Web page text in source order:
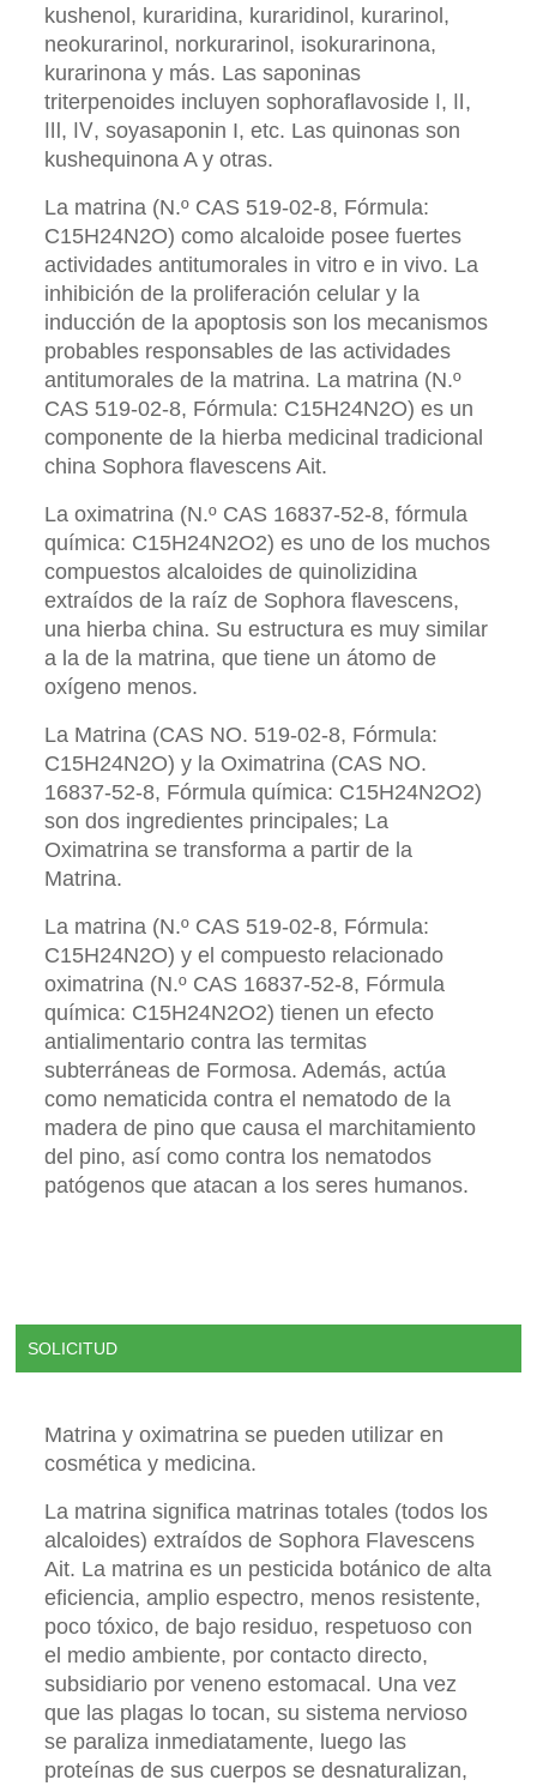
kushenol, kuraridina, kuraridinol, kurarinol,
neokurarinol, norkurarinol, isokurarinona,
kurarinona y más. Las saponinas
triterpenoides incluyen sophoraflavoside Ⅰ, Ⅱ,
Ⅲ, Ⅳ, soyasaponin I, etc. Las quinonas son
kushequinona A y otras.
La matrina (N.º CAS 519-02-8, Fórmula:
C15H24N2O) como alcaloide posee fuertes
actividades antitumorales in vitro e in vivo. La
inhibición de la proliferación celular y la
inducción de la apoptosis son los mecanismos
probables responsables de las actividades
antitumorales de la matrina. La matrina (N.º
CAS 519-02-8, Fórmula: C15H24N2O) es un
componente de la hierba medicinal tradicional
china Sophora flavescens Ait.
La oximatrina (N.º CAS 16837-52-8, fórmula
química: C15H24N2O2) es uno de los muchos
compuestos alcaloides de quinolizidina
extraídos de la raíz de Sophora flavescens,
una hierba china. Su estructura es muy similar
a la de la matrina, que tiene un átomo de
oxígeno menos.
La Matrina (CAS NO. 519-02-8, Fórmula:
C15H24N2O) y la Oximatrina (CAS NO.
16837-52-8, Fórmula química: C15H24N2O2)
son dos ingredientes principales; La
Oximatrina se transforma a partir de la
Matrina.
La matrina (N.º CAS 519-02-8, Fórmula:
C15H24N2O) y el compuesto relacionado
oximatrina (N.º CAS 16837-52-8, Fórmula
química: C15H24N2O2) tienen un efecto
antialimentario contra las termitas
subterráneas de Formosa. Además, actúa
como nematicida contra el nematodo de la
madera de pino que causa el marchitamiento
del pino, así como contra los nematodos
patógenos que atacan a los seres humanos.
SOLICITUD
Matrina y oximatrina se pueden utilizar en
cosmética y medicina.
La matrina significa matrinas totales (todos los
alcaloides) extraídos de Sophora Flavescens
Ait. La matrina es un pesticida botánico de alta
eficiencia, amplio espectro, menos resistente,
poco tóxico, de bajo residuo, respetuoso con
el medio ambiente, por contacto directo,
subsidiario por veneno estomacal. Una vez
que las plagas lo tocan, su sistema nervioso
se paraliza inmediatamente, luego las
proteínas de sus cuerpos se desnaturalizan,